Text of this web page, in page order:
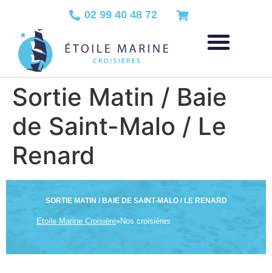
02 99 40 48 72
Sortie Matin / Baie
de Saint-Malo / Le
Renard
SORTIE MATIN / BAIE DE SAINT-MALO / LE RENARD
Etoile Marine Croisière»Nos croisières